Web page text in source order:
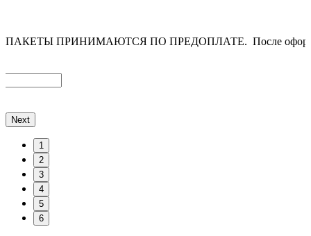
ПРИНИМАЮТСЯ ПО ПРЕДОПЛАТЕ. После
Next
1
2
3
4
5
6